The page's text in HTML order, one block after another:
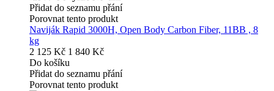
Přidat do seznamu přání
Porovnat tento produkt
Naviják Rapid 3000H, Open Body Carbon Fiber, 11BB , 8
kg
2 125 Kč 1 840 Kč
Do košíku
Přidat do seznamu přání
Porovnat tento produkt